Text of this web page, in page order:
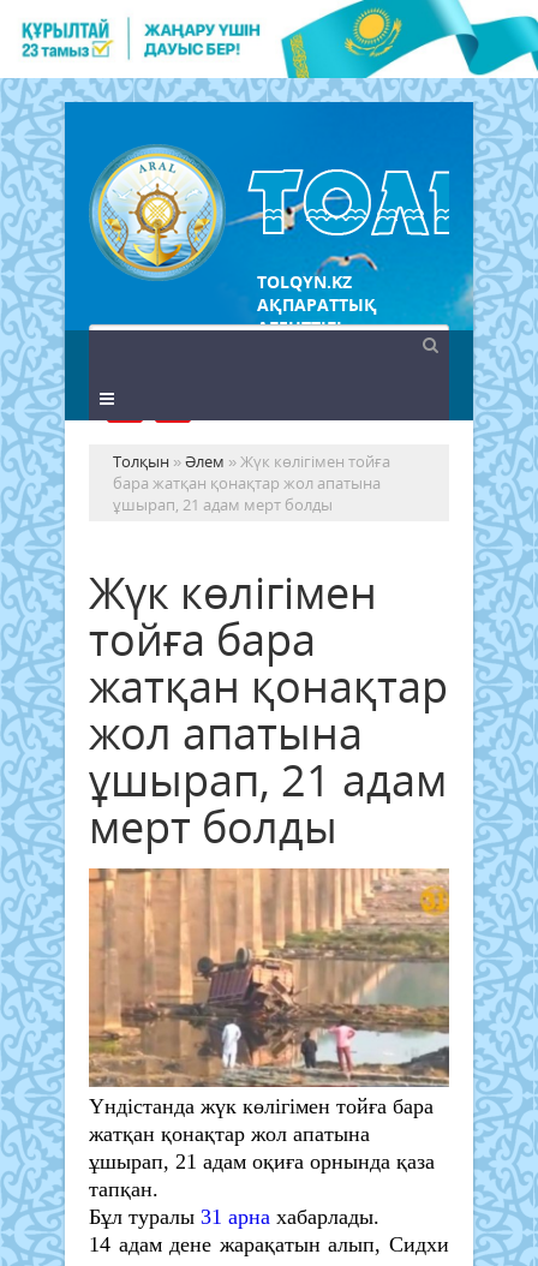
TOLQYN.KZ
АҚПАРАТТЫҚ
АГЕНТТІГІ
Толқын »Әлем » Жүк көлігімен тойға
бара жатқан қонақтар жол апатына
ұшырап, 21 адам мерт болды
Жүк көлігімен
тойға бара
жатқан қонақтар
жол апатына
ұшырап, 21 адам
мерт болды
Үндістанда жүк көлігімен тойға бара
жатқан қонақтар жол апатына
ұшырап, 21 адам оқиға орнында қаза
тапқан.
Бұл туралы 31 арна хабарлады.
14 адам дене жарақатын алып, Сидхи